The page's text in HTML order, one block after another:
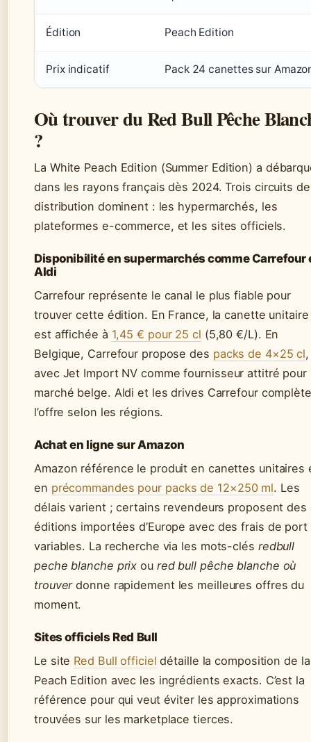
Édition Peach Edition
Prix indicatif Pack 24 canettes sur
Où trouver du Red Bull Pêche
?
La White Peach Edition (Summer Edition) a
dans les rayons français dès 2024. Trois circuits de
distribution dominent : les hypermarchés, les
plateformes e-commerce, et les sites officiels.
Disponibilité en supermarchés comme Carrefour
Aldi
Carrefour représente le canal le plus fiable pour
trouver cette édition. En France, la canette unitaire
est affichée à 1,45 € pour 25 cl (5,80 €/L). En
Belgique, Carrefour propose des packs de 4×25 cl,
avec Jet Import NV comme fournisseur attitré pour
marché belge. Aldi et les drives Carrefour
l’offre selon les régions.
Achat en ligne sur Amazon
Amazon référence le produit en canettes unitaires
en précommandes pour packs de 12×250 ml. Les
délais varient ; certains revendeurs proposent des
éditions importées d’Europe avec des frais de port
variables. La recherche via les mots-clés redbull
peche blanche prix ou red bull pêche blanche où
trouverdonne rapidement les meilleures offres du
moment.
Sites officiels Red Bull
Le site Red Bull officiel détaille la composition de la
Peach Edition avec les ingrédients exacts. C’est la
référence pour qui veut éviter les approximations
trouvées sur les marketplace tierces.